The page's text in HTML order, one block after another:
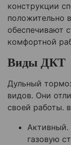
конструкции
положительно
обеспечивают
комфортной
Виды ДКТ
Дульный
видов. Они
своей работы.
Активный.
газовую